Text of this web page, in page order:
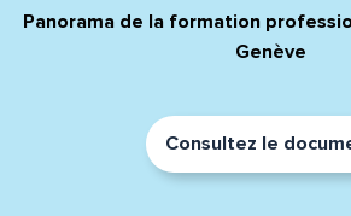
Panorama de la formation
Genève
Consultez le